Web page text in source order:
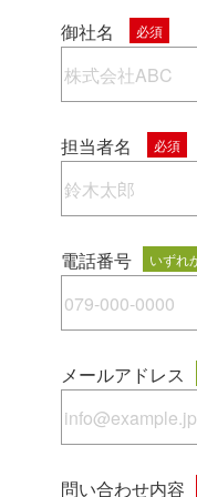
御社名 必須
担当者名 必須
電話番号 いずれ
メールアドレス
問い合わせ内容